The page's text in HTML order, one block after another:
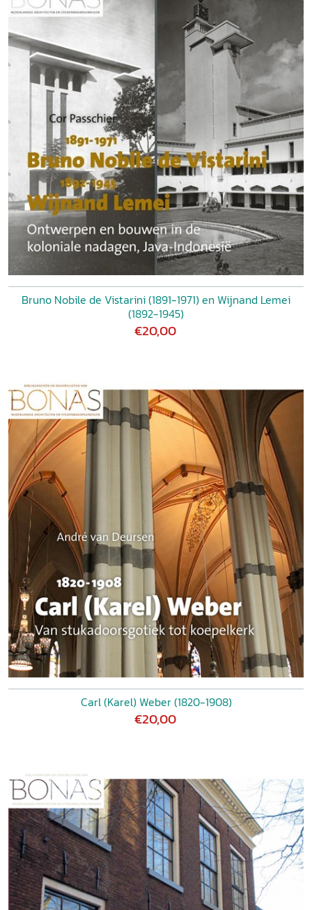
Bruno Nobile de Vistarini (1891-1971) en Wijnand Lemei
(1892-1945)
€20,00
Carl (Karel) Weber (1820-1908)
€20,00